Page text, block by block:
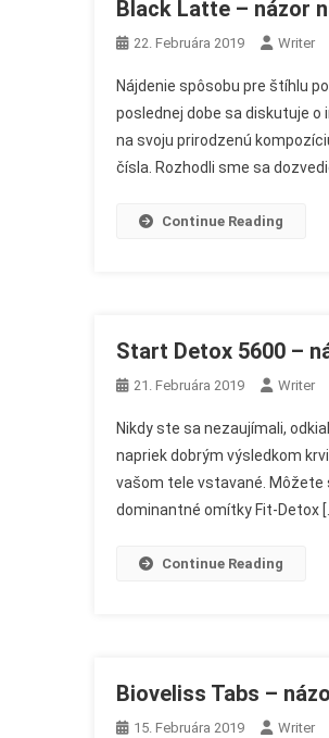
Black Latte – názor
22. Februára 2019 Writer
Nájdenie spôsobu pre štíhlu
poslednej dobe sa diskutuje o
na svoju prirodzenú
čísla. Rozhodli sme sa
Continue Reading
Start Detox 5600 –
21. Februára 2019 Writer
Nikdy ste sa nezaujímali,
napriek dobrým výsledkom
vašom tele vstavané.
dominantné omítky Fit-Detox
Continue Reading
Bioveliss Tabs –
15. Februára 2019 Writer